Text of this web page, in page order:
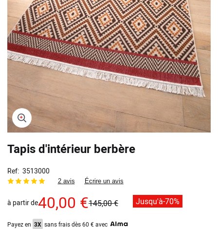
to
the
beginning
of
the
gallery
Tapis d'intérieur berbère
Ref 3513000
2 avis Écrire un avis
à partir de40,00 €145,00 € Jusqu'à-70%
Payez en 3X sans frais dès 60 € avec